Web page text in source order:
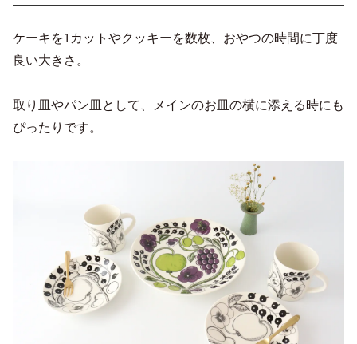
ケーキを1カットやクッキーを数枚、おやつの時間に丁度
良い大きさ。
取り皿やパン皿として、メインのお皿の横に添える時にも
ぴったりです。